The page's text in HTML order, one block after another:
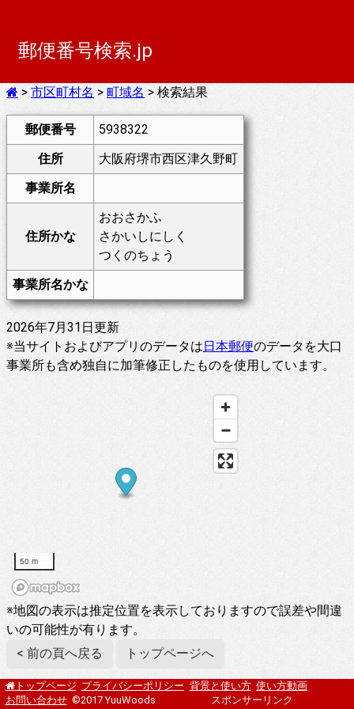
郵便番号検索.jp
> 市区町村名 > 町域名 > 検索結果
郵便番号
5938322
住所
大阪府堺市西区津久野町
事業所名
住所かな
おおさかふ
さかいしにしく
つくのちょう
事業所名かな
2026年7月31日更新
※当サイトおよびアプリのデータは日本郵便のデータを大口
事業所も含め独自に加筆修正したものを使用しています。
50 m
※地図の表示は推定位置を表示しておりますので誤差や間違
いの可能性が有ります。
< 前の頁へ戻る
トップページへ
トップページ プライバシーポリシー 背景と使い方 使い方動画
お問い合わせ ©2017 YuuWoods スポンサーリンク